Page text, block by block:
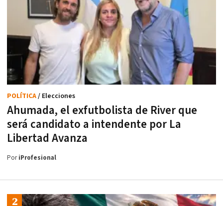
Ahumada, el exfutbolista de River que
será candidato a intendente por La
Libertad Avanza
POLÍTICA/ Elecciones
PoriProfesional